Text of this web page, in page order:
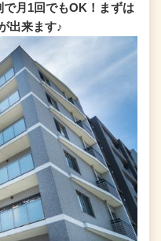
月1回でもOK！まずは
出来ます♪